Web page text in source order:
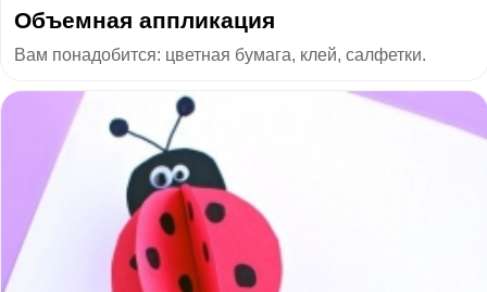
Объемная аппликация
Вам понадобится: цветная бумага, клей, салфетки.